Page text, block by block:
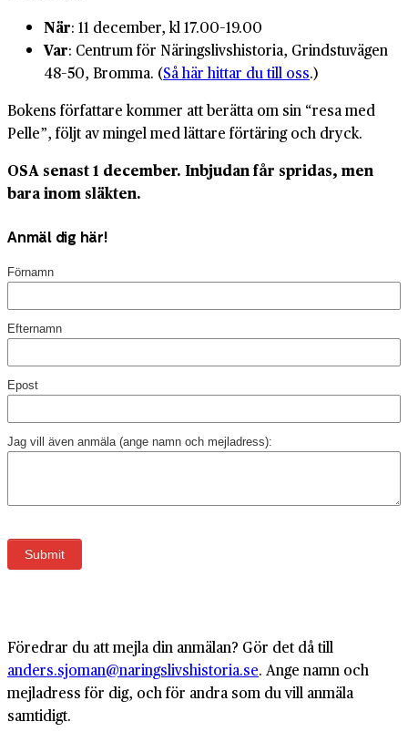
När: 11 december, kl 17.00–19.00
Var: Centrum för Näringslivshistoria, Grindstuvägen
48–50, Bromma. (Så här hittar du till oss.)
Bokens författare kommer att berätta om sin “resa med
Pelle”, följt av mingel med lättare förtäring och dryck.
OSA senast 1 december. Inbjudan får spridas, men
bara inom släkten.
Anmäl dig här!
Föredrar du att mejla din anmälan? Gör det då till
anders.sjoman@naringslivshistoria.se. Ange namn och
mejladress för dig, och för andra som du vill anmäla
samtidigt.